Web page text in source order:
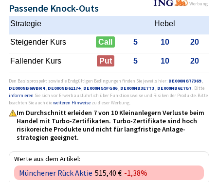
Werbung
Passende Knock-Outs
Strategie Hebel
Steigender Kurs Call 5 10 20
Fallender Kurs Put 5 10 20
Den Basisprospekt sowie die Endgültigen Bedingungen finden Sie jeweils hier: DE000NG77369,
DE000NB6WBR4, DE000NB61174, DE000NG9FG86, DE000NB3E7T3 , DE000NB6E7G7 . Bitte
informieren Sie sich vor Erwerb ausführlich über Funktionsweise und Risiken der Produkte. Bitte
beachten Sie auch dieweiteren Hinweise zu dieser Werbung.
Im Durchschnitt erleiden 7 von 10 Kleinanlegern Verluste beim
Handel mit Turbo-Zertifikaten. Turbo-Zertifikate sind hoch
risikoreiche Produkte und nicht für langfristige Anlage­
strategien geeignet.
Werte aus dem Artikel:
Münchener Rück Aktie 515,40 € -1,38%